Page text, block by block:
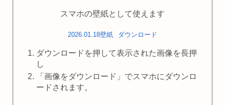
スマホの壁紙として使えます
2026.01.18壁紙 ダウンロード
ダウンロードを押して表示された画像を長押
し
「画像をダウンロード」でスマホにダウンロ
ードされます。